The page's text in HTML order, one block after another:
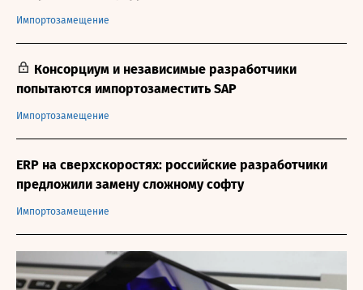
Импортозамещение
Импортозамещение
Консорциум и независимые разработчики
попытаются импортозаместить SAP
Импортозамещение
ERP на сверхскоростях: российские разработчики
предложили замену сложному софту